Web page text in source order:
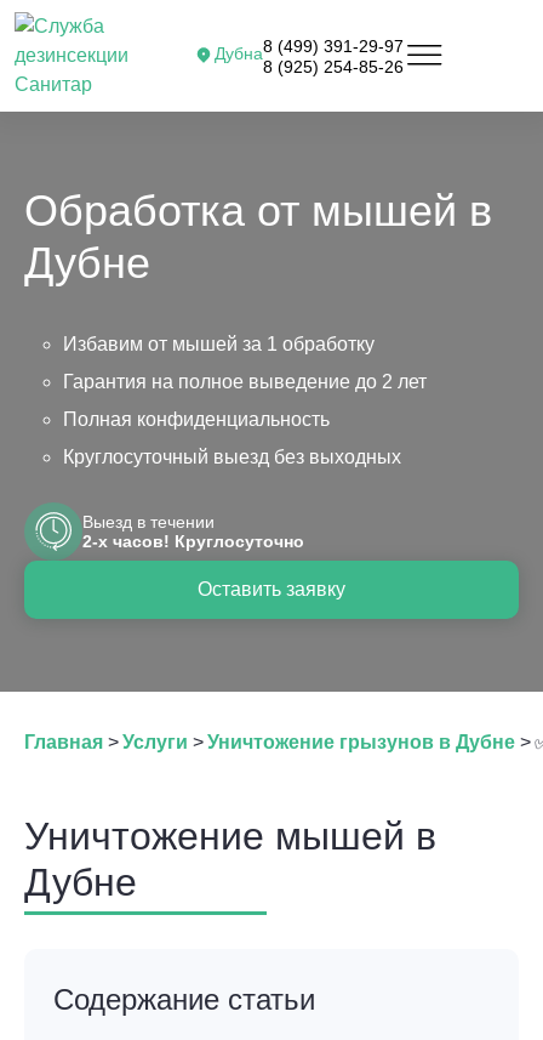
Дубна8 (499) 391-29-97
8 (925) 254-85-26
Обработка от мышей в
Дубне
Избавим от мышей за 1 обработку
Гарантия на полное выведение до 2 лет
Полная конфиденциальность
Круглосуточный выезд без выходных
Оставить заявку
Выезд в течении
2-х часов! Круглосуточно
Главная >Услуги >Уничтожение грызунов в Дубне >
Уничтожение мышей в
Дубне
Содержание статьи